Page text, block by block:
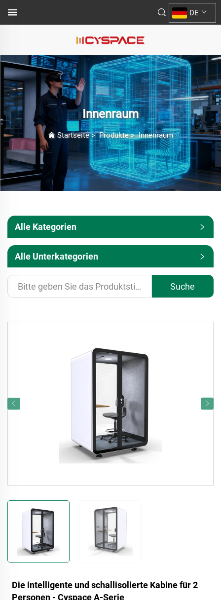
DE
Innenraum
Startseite>Produkte>Innenraum
Alle Kategorien
Alle Unterkategorien
Suche
Die intelligente und schallisolierte Kabine für 2
Personen - Cyspace A-Serie